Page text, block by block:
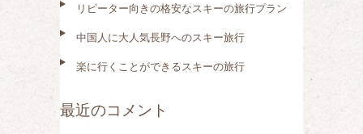
リピーター向きの格安なスキーの旅行プラン
中国人に大人気長野へのスキー旅行
楽に行くことができるスキーの旅行
最近のコメント